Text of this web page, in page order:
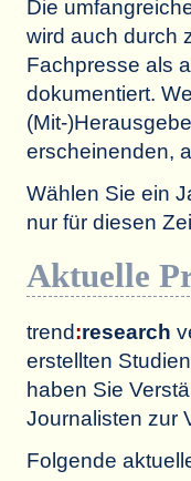
Die
wird auch durch
Fachpresse als
dokumentiert.
(Mit-
erscheinenden,
Wählen Sie ein
nur für diesen
Aktuelle
trend:research
erstellten
haben Sie
Journalisten zur
Folgende